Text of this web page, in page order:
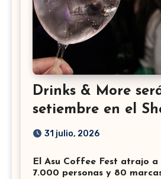
Drinks & More
setiembre en el
31 julio, 2026
El Asu Coffee Fest atrajo a
7.000 personas y 80